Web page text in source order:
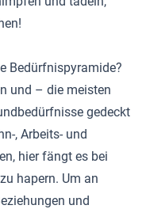
Bedürfnispyramide?
und – die meisten
gedeckt
, Arbeits- und
hier fängt es bei
hapern. Um an
und